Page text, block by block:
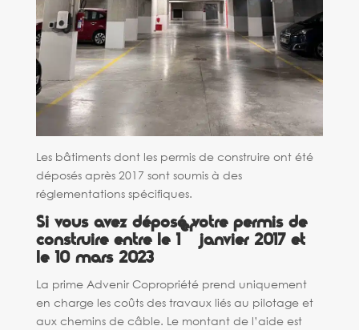
Les bâtiments dont les permis de construire ont été
déposés après 2017 sont soumis à des
réglementations spécifiques.
Si vous avez déposé votre permis de
construire entre le 1
er
janvier 2017 et
le 10 mars 2023
La prime Advenir Copropriété prend uniquement
en charge les coûts des travaux liés au pilotage et
aux chemins de câble. Le montant de l’aide est